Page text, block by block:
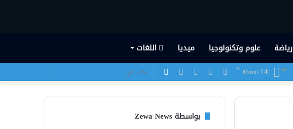
رياضة علوم وتكنولوجيا ميديا اللغات
الوضعانستقرام يوتيوب تويتر
فيسبوك Mosul 14
℃
بواسطة Zewa News